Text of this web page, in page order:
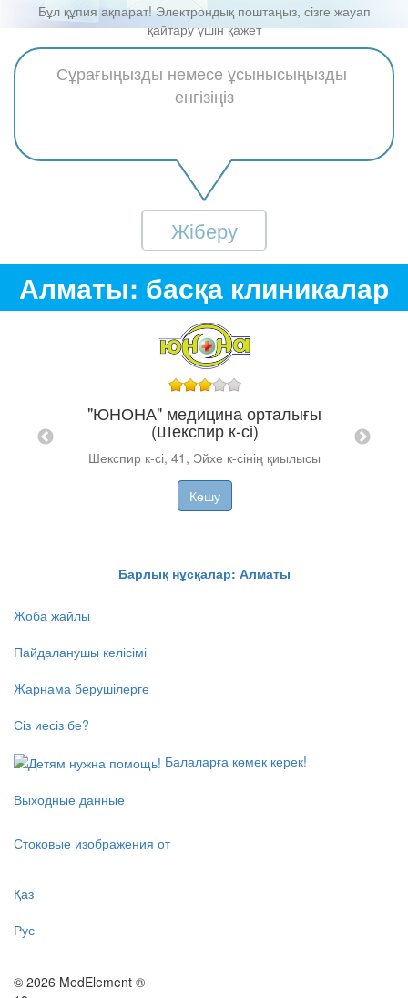
Бұл құпия ақпарат! Электрондық поштаңыз, сізге жауап
қайтару үшін қажет
Жіберу
Алматы: басқа клиникалар
"ЮНОНА" медицина орталығы
(Шекспир к-сі)
Шекспир к-сі, 41, Эйхе к-сінің қиылысы
Көшу
Барлық нұсқалар: Алматы
Жоба жайлы
Пайдаланушы келісімі
Жарнама берушілерге
Сіз иесіз бе?
Балаларға көмек керек!
Выходные данные
Стоковые изображения от
Қаз
Рус
© 2026 MedElement ®